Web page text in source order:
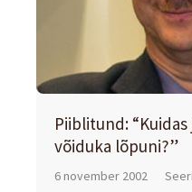
Piiblitund:
võiduka lõpuni?”
6 november 2002